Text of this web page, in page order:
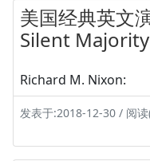
美国经典英文
Silent Majority
Richard M. Nixon:
发表于:2018-12-30 / 阅